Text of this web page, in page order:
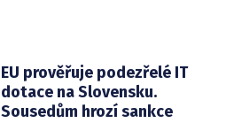
EU prověřuje podezřelé IT
dotace na Slovensku.
Sousedům hrozí sankce